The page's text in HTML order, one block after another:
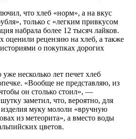
что хлеб «норм», а на вкус
только с «легким привкусом
набрала более 12 тысяч лайков.
оценили рецензию на хлеб, а также
о покупках дорогих
несколько лет печет хлеб
«Вообще не представляю, из
он столько стоил», —
заметил, что, вероятно, для
изделия муку мололи «вручную
из метеорита», а вместо воды
цветов.